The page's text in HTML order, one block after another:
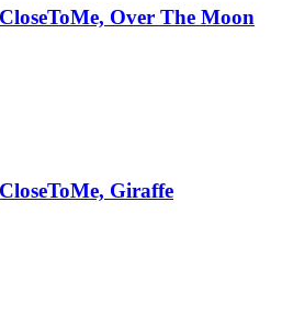
Over The Moon
Giraffe